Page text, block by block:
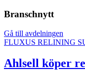
Branschnytt
Gå till avdelningen
FLUXUS RELINING
Ahlsell köper